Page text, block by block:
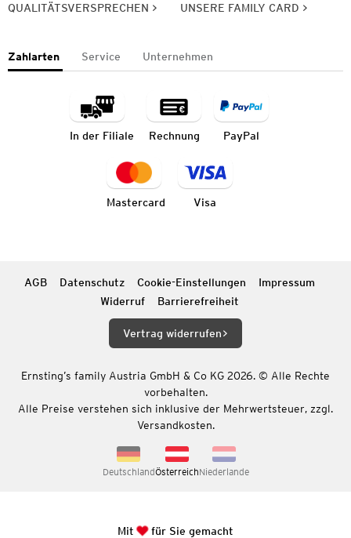
QUALITÄTSVERSPRECHEN UNSERE FAMILY CARD
Zahlarten Service Unternehmen
In der Filiale Rechnung PayPal
Mastercard Visa
AGB Datenschutz Cookie-Einstellungen
Impressum
Widerruf
Barrierefreiheit
Vertrag widerrufen
Ernsting’s family Austria GmbH & Co KG 2026. © Alle Rechte
vorbehalten.
Alle Preise verstehen sich inklusive der Mehrwertsteuer, zzgl.
Versandkosten.
DeutschlandÖsterreichNiederlande
Mit für Sie gemacht